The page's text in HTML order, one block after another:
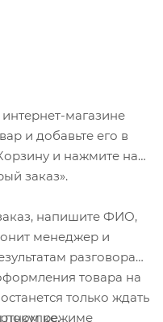
магазине
и добавьте его в
и нажмите на
заказ».
напишите ФИО,
менеджер и
разговора
товара на
только ждать
покупке.режиме